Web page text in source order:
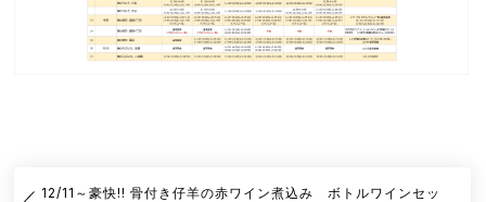
12/11～豪快!! 骨付き仔羊の赤ワイン煮込み ボトルワインセッ